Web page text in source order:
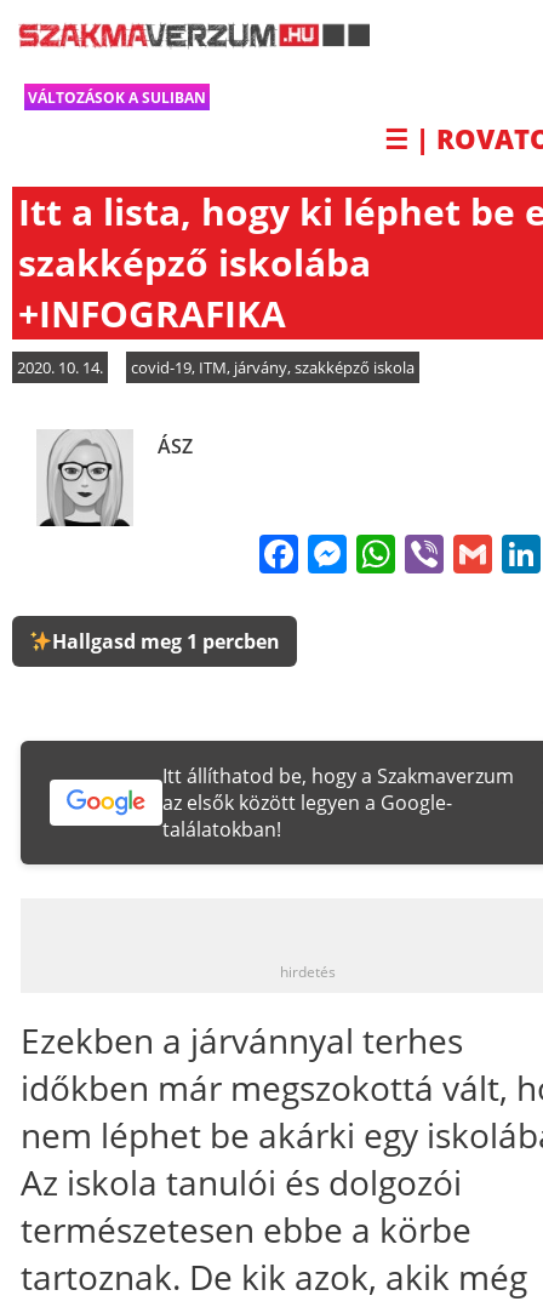
VÁLTOZÁSOK A SULIBAN
☰ |
Itt a lista, hogy ki léphet be
szakképző iskolába
+INFOGRAFIKA
2020. 10. 14. covid-19, ITM, járvány,szakképző iskola
ÁSZ
FacebookViber
Hallgasd meg 1 percben
Itt állíthatod be, hogy a Szakmaverzum
az elsők között legyen a Google-
találatokban!
hirdetés
Ezekben a járvánnyal terhes
időkben már megszokottá vált,
nem léphet be akárki egy
Az iskola tanulói és dolgozói
természetesen ebbe a körbe
tartoznak. De kik azok, akik még